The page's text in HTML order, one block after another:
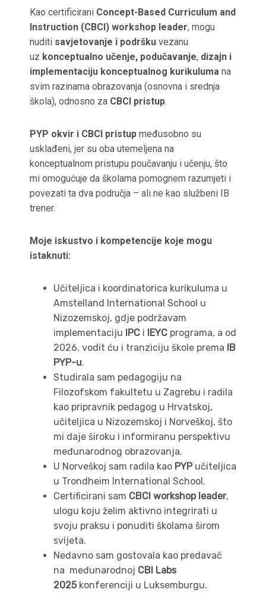
Kao certificirani Concept-Based Curriculum and
Instruction (CBCI) workshop leader, mogu
nuditi savjetovanje i podršku vezanu
uz konceptualno učenje, podučavanje, dizajn i
implementaciju konceptualnog kurikuluma na
svim razinama obrazovanja (osnovna i srednja
škola), odnosno za CBCI pristup.
PYP okvir i CBCI pristup međusobno su
usklađeni, jer su oba utemeljena na
konceptualnom pristupu poučavanju i učenju, što
mi omogućuje da školama pomognem razumjeti i
povezati ta dva područja – ali ne kao službeni IB
trener.
Moje iskustvo i kompetencije koje mogu
istaknuti:
Učiteljica i koordinatorica kurikuluma u
Amstelland International School u
Nizozemskoj, gdje podržavam
implementaciju IPC i IEYC programa, a od
2026. vodit ću i tranziciju škole prema IB
PYP-u.
Studirala sam pedagogiju na
Filozofskom fakultetu u Zagrebu i radila
kao pripravnik pedagog u Hrvatskoj,
učiteljica u Nizozemskoj i Norveškoj, što
mi daje široku i informiranu perspektivu
međunarodnog obrazovanja.
U Norveškoj sam radila kao PYP učiteljica
u Trondheim International School.
Certificirani sam CBCI workshop leader,
ulogu koju želim aktivno integrirati u
svoju praksu i ponuditi školama širom
svijeta.
Nedavno sam gostovala kao predavač
na međunarodnoj CBI Labs
2025konferenciji u Luksemburgu.